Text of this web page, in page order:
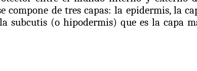
compone de tres capas:la epidermis, la
subcutis (o hipodermis) que es la capa